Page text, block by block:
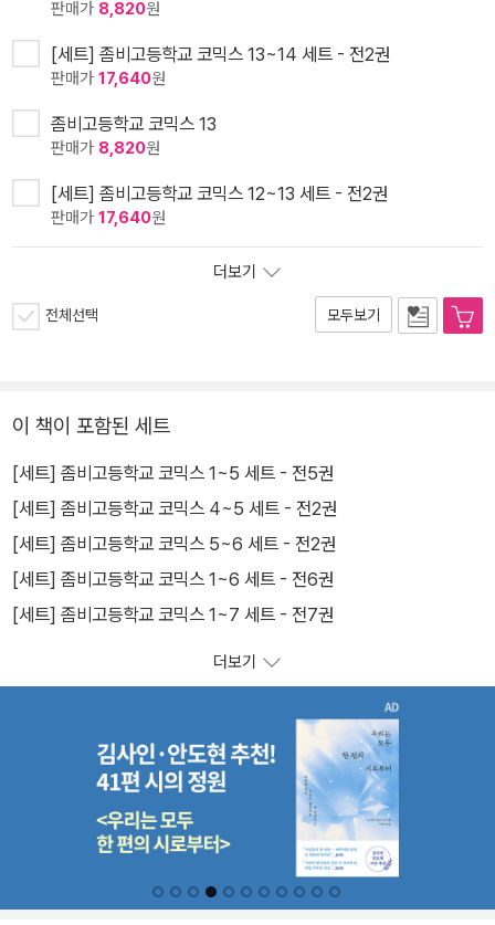
판매가 8,820원
[세트] 좀비고등학교 코믹스 13~14 세트 - 전2권
판매가 17,640원
좀비고등학교 코믹스 13
판매가 8,820원
[세트] 좀비고등학교 코믹스 12~13 세트 - 전2권
판매가 17,640원
더보기
전체선택 모두보기
이 책이 포함된 세트
[세트] 좀비고등학교 코믹스 1~5 세트 - 전5권
[세트] 좀비고등학교 코믹스 4~5 세트 - 전2권
[세트] 좀비고등학교 코믹스 5~6 세트 - 전2권
[세트] 좀비고등학교 코믹스 1~6 세트 - 전6권
[세트] 좀비고등학교 코믹스 1~7 세트 - 전7권
더보기